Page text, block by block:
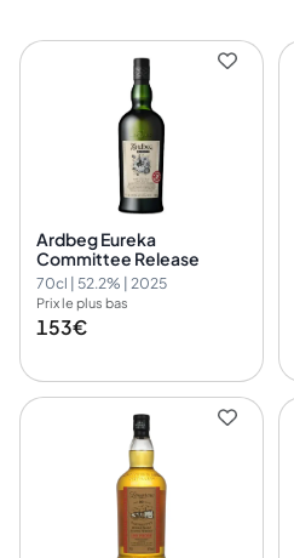
Ardbeg Eureka
Committee Release
70cl | 52.2% | 2025
Prix le plus bas
153€